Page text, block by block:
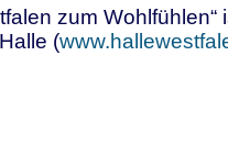
zum Wohlfühlen“
(